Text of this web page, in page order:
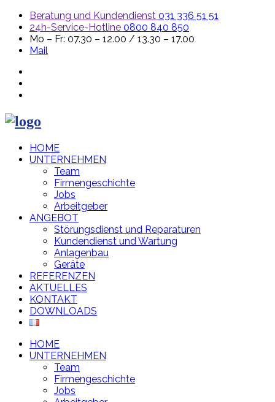
Beratung und Kundendienst 031 336 51 51
24h-Service-Hotline 0800 840 850
Mo – Fr: 07.30 – 12.00 / 13.30 – 17.00
Mail
HOME
UNTERNEHMEN
Team
Firmengeschichte
Jobs
Arbeitgeber
ANGEBOT
Störungsdienst und Reparaturen
Kundendienst und Wartung
Anlagenbau
Geräte
REFERENZEN
AKTUELLES
KONTAKT
DOWNLOADS
HOME
UNTERNEHMEN
Team
Firmengeschichte
Jobs